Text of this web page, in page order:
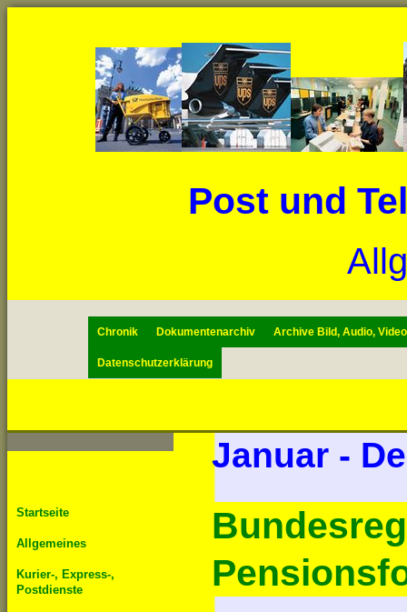
Post und
Chronik Dokumentenarchiv Archive Bild, Audio, Video
Datenschutzerklärung
Startseite
Allgemeines
Kurier-, Express-,
Postdienste
Januar -